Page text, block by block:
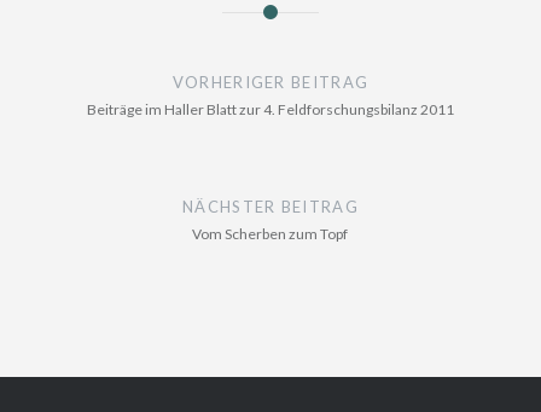
VORHERIGER BEITRAG
Beiträge im Haller Blatt zur 4. Feldforschungsbilanz 2011
NÄCHSTER BEITRAG
Vom Scherben zum Topf